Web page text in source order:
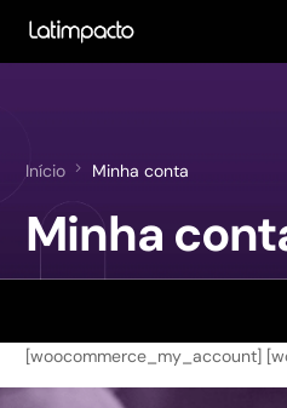
Início Minha conta
Minha
[woocommerce_my_account]